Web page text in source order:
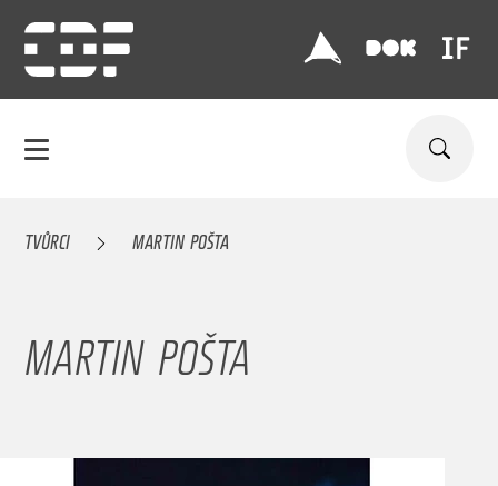
TVŮRCI MARTIN POŠTA
MARTIN POŠTA